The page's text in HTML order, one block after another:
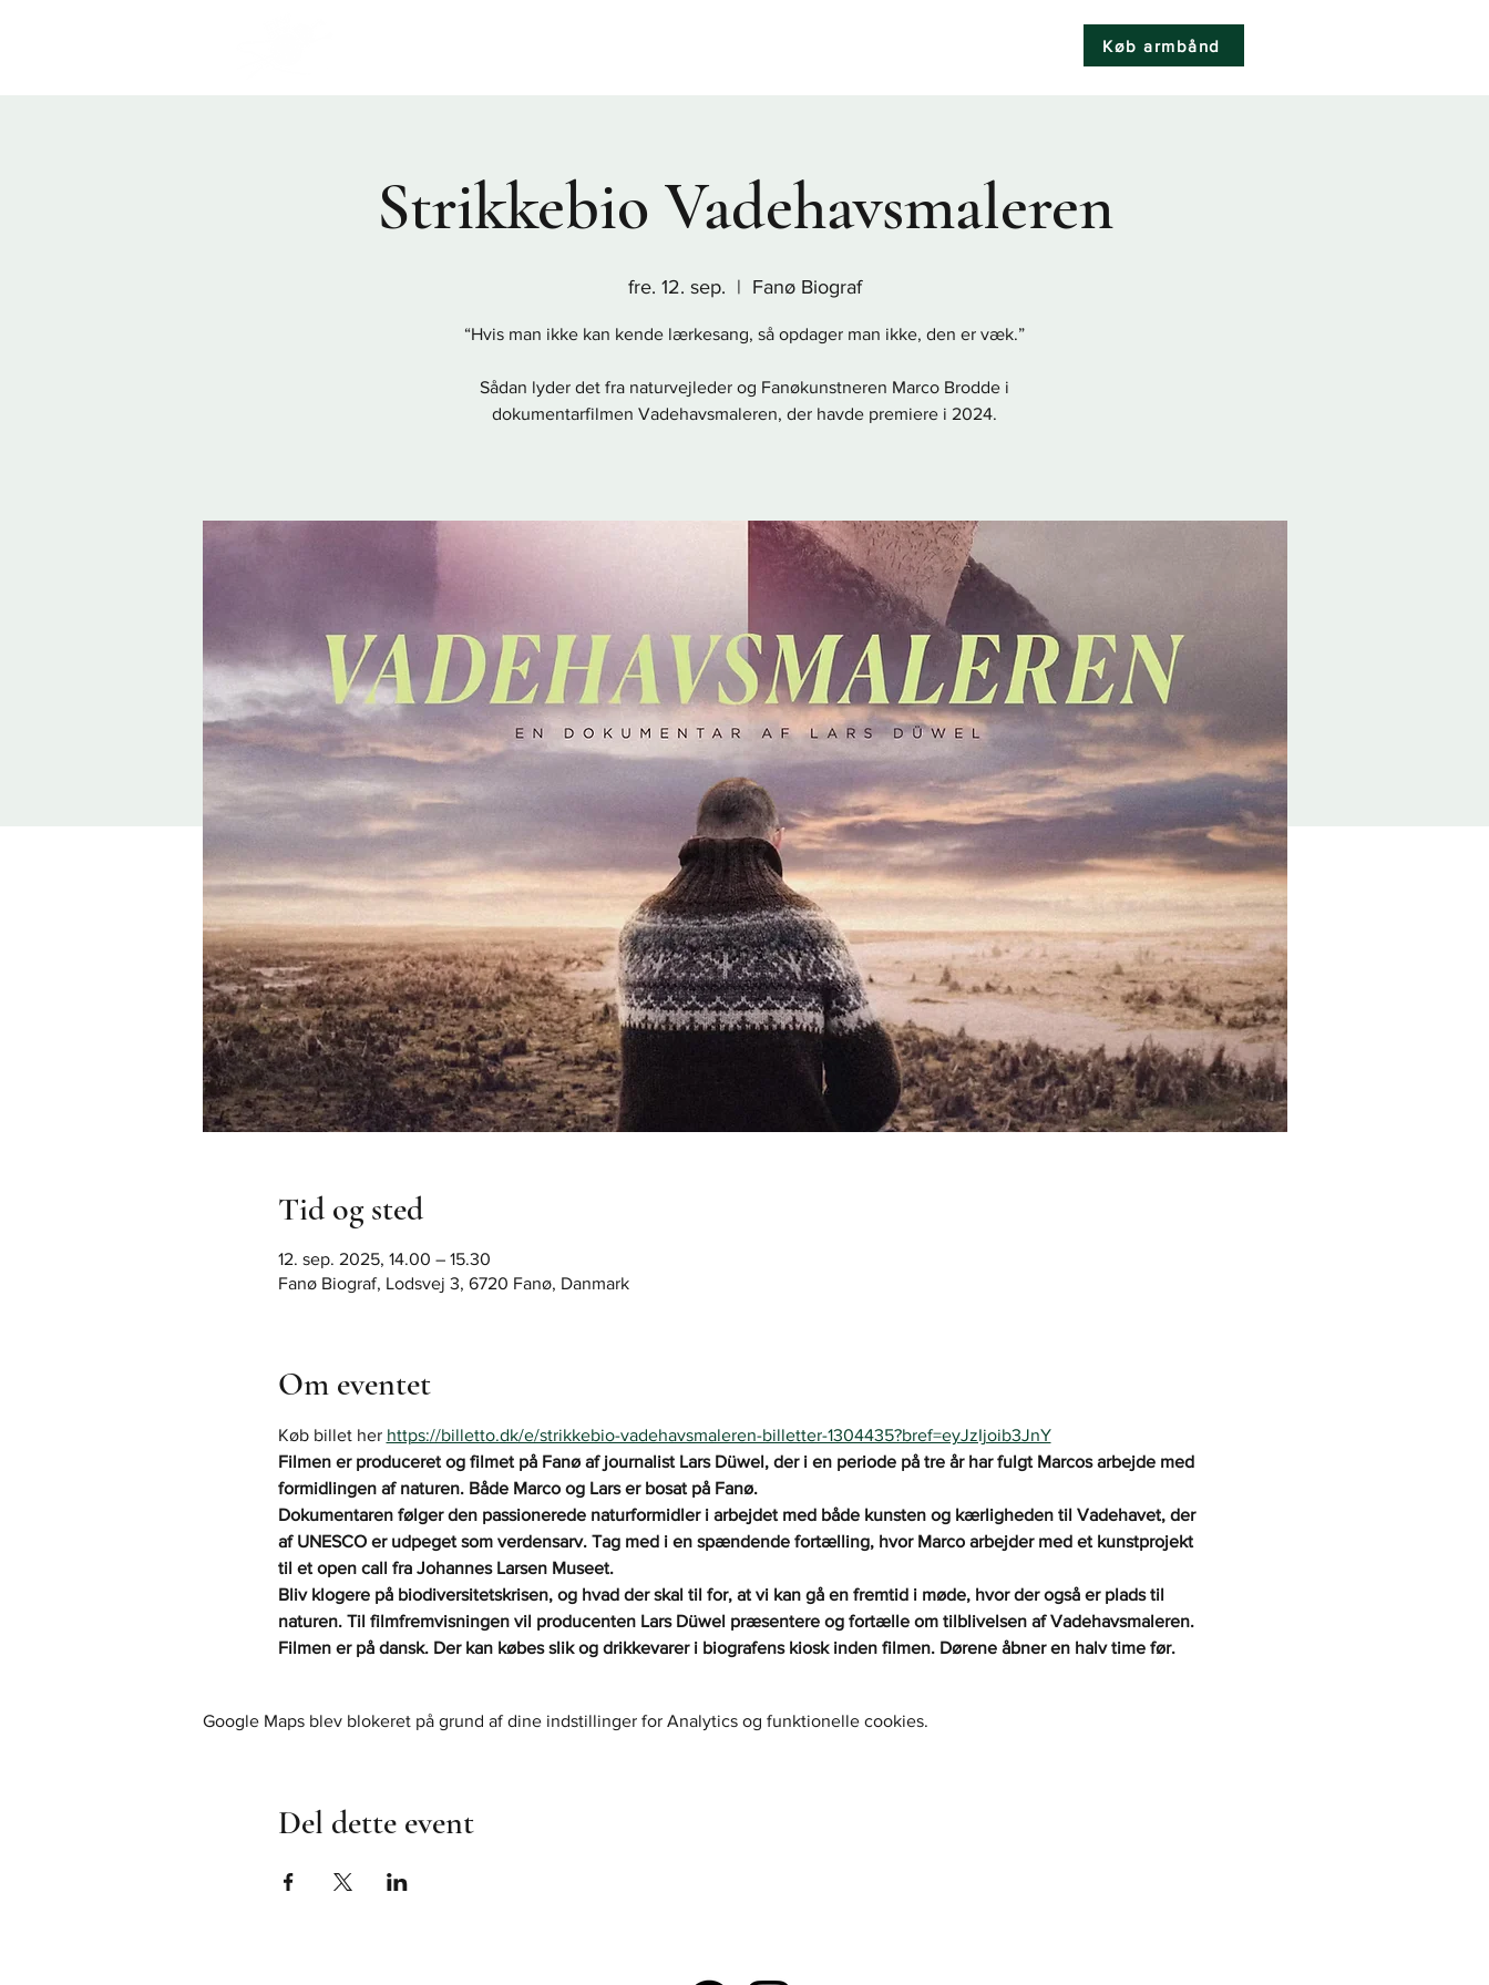
Køb armbånd
Strikkebio Vadehavsmaleren
fre. 12. sep.
  |
Fanø Biograf
“Hvis man ikke kan kende lærkesang, så opdager man ikke, den er væk.”
Sådan lyder det fra naturvejleder og Fanøkunstneren Marco Brodde i
dokumentarfilmen Vadehavsmaleren, der havde premiere i 2024.
Tid og sted
12. sep. 2025, 14.00 – 15.30
Fanø Biograf, Lodsvej 3, 6720 Fanø, Danmark
Om eventet
Køb billet her https://billetto.dk/e/strikkebio-vadehavsmaleren-billetter-1304435?bref=eyJzIjoib3JnY
Filmen er produceret og filmet på Fanø af journalist Lars Düwel, der i en periode på tre år har fulgt Marcos arbejde med
formidlingen af naturen. Både Marco og Lars er bosat på Fanø.
Dokumentaren følger den passionerede naturformidler i arbejdet med både kunsten og kærligheden til Vadehavet, der
af UNESCO er udpeget som verdensarv. Tag med i en spændende fortælling, hvor Marco arbejder med et kunstprojekt
til et open call fra Johannes Larsen Museet.
Bliv klogere på biodiversitetskrisen, og hvad der skal til for, at vi kan gå en fremtid i møde, hvor der også er plads til
naturen. Til filmfremvisningen vil producenten Lars Düwel præsentere og fortælle om tilblivelsen af Vadehavsmaleren.
Filmen er på dansk. Der kan købes slik og drikkevarer i biografens kiosk inden filmen. Dørene åbner en halv time før.
Google Maps blev blokeret på grund af dine indstillinger for Analytics og funktionelle cookies.
Del dette event